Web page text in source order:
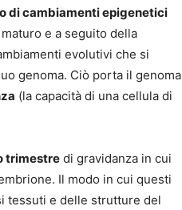
di cambiamenti epigenetici
e a seguito della
evolutivi che si
genoma. Ciò porta il genoma
(la capacità di una cellula di
trimestre di gravidanza in cui
Il modo in cui questi
tessuti e delle strutture del